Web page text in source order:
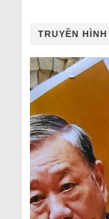
TRUYỀN HÌNH